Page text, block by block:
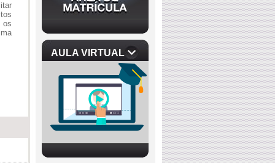
AULA VIRTUAL